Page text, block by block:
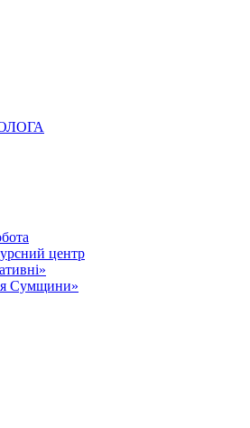
центр
Сумщини»